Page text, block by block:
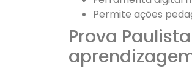
Permite ações
Prova